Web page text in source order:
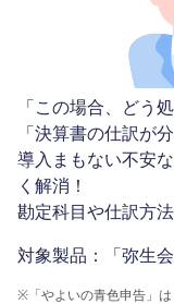
「この場合、どう
「決算書の仕訳が
導入まもない不安
く解消！
勘定科目や仕訳方
対象製品：「弥生
※ 「やよいの青色申告」